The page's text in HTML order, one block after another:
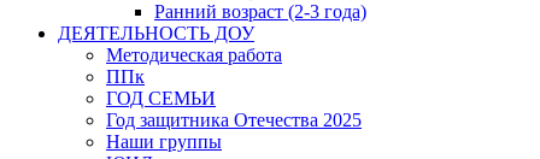
Ранний возраст (2-3 года)
ДЕЯТЕЛЬНОСТЬ ДОУ
Методическая работа
ППк
ГОД СЕМЬИ
Год защитника Отечества 2025
Наши группы